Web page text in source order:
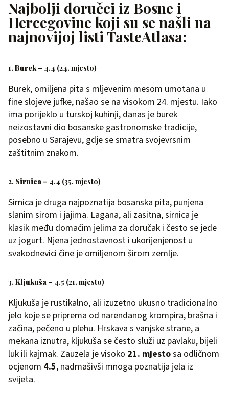
Najbolji doručci iz Bosne i
Hercegovine koji su se našli na
najnovijoj listi TasteAtlasa:
1. Burek– 4.4 (24. mjesto)
Burek, omiljena pita s mljevenim mesom umotana u
fine slojeve jufke, našao se na visokom 24. mjestu. Iako
ima porijeklo u turskoj kuhinji, danas je burek
neizostavni dio bosanske gastronomske tradicije,
posebno u Sarajevu, gdje se smatra svojevrsnim
zaštitnim znakom.
2. Sirnica – 4.4 (35. mjesto)
Sirnica je druga najpoznatija bosanska pita, punjena
slanim sirom i jajima. Lagana, ali zasitna, sirnica je
klasik među domaćim jelima za doručak i često se jede
uz jogurt. Njena jednostavnost i ukorijenjenost u
svakodnevici čine je omiljenom širom zemlje.
3. Kljukuša – 4.5 (21. mjesto)
Kljukuša je rustikalno, ali izuzetno ukusno tradicionalno
jelo koje se priprema od narendanog krompira, brašna i
začina, pečeno u plehu. Hrskava s vanjske strane, a
mekana iznutra, kljukuša se često služi uz pavlaku, bijeli
luk ili kajmak. Zauzela je visoko 21. mjestosa odličnom
ocjenom 4.5, nadmašivši mnoga poznatija jela iz
svijeta.